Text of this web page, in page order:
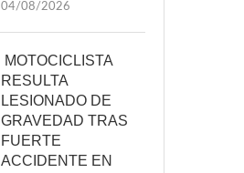
04/08/2026
MOTOCICLISTA
RESULTA
LESIONADO DE
GRAVEDAD TRAS
FUERTE
ACCIDENTE EN